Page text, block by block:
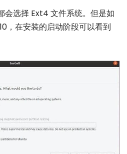
会选择 Ext4 文件系统。但是如
，在安装的启动阶段可以看到